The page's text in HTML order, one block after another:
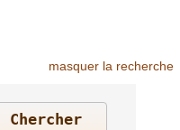
masquer la recherche